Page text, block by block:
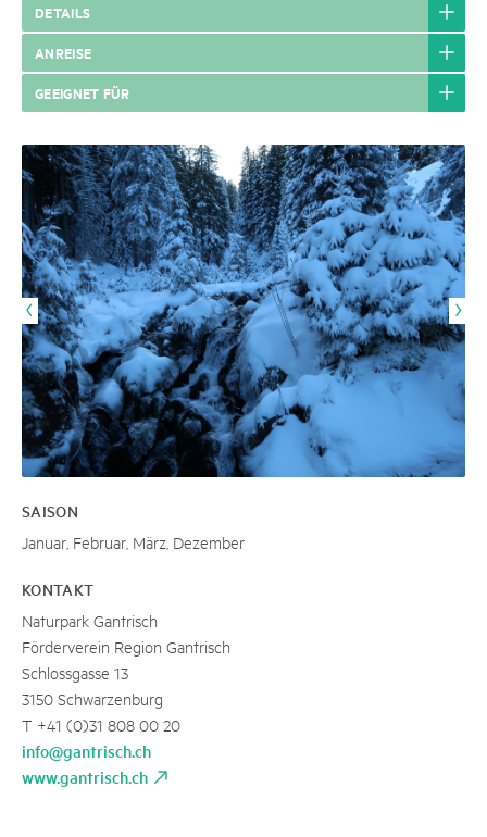
DETAILS
ANREISE
GEEIGNET FÜR
SAISON
Januar, Februar, März, Dezember
KONTAKT
Naturpark Gantrisch
Förderverein Region Gantrisch
Schlossgasse 13
3150 Schwarzenburg
T +41 (0)31 808 00 20
info@gantrisch.ch
www.gantrisch.ch